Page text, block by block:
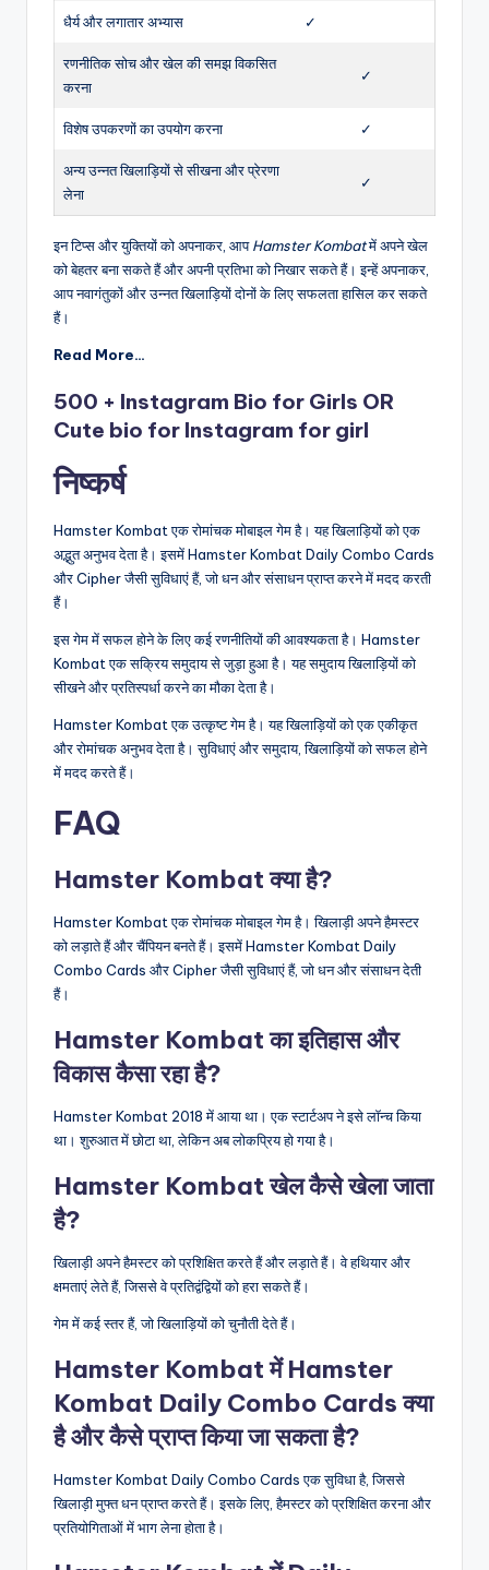
धैर्य और लगातार अभ्यास ✓
रणनीतिक सोच और खेल की समझ विकसित
करना
✓
विशेष उपकरणों का उपयोग करना ✓
अन्य उन्नत खिलाड़ियों से सीखना और प्रेरणा
लेना
✓
इन टिप्स और युक्तियों को अपनाकर, आपHamster Kombatमें अपने खेल
को बेहतर बना सकते हैं और अपनी प्रतिभा को निखार सकते हैं। इन्हें अपनाकर,
आप नवागंतुकों और उन्नत खिलाड़ियों दोनों के लिए सफलता हासिल कर सकते
हैं।
Read More…
500 + Instagram Bio for Girls OR
Cute bio for Instagram for girl
निष्कर्ष
Hamster Kombat एक रोमांचक मोबाइल गेम है। यह खिलाड़ियों को एक
अद्भुत अनुभव देता है। इसमें Hamster Kombat Daily Combo Cards
और Cipher जैसी सुविधाएं हैं, जो धन और संसाधन प्राप्त करने में मदद करती
हैं।
इस गेम में सफल होने के लिए कई रणनीतियों की आवश्यकता है। Hamster
Kombat एक सक्रिय समुदाय से जुड़ा हुआ है। यह समुदाय खिलाड़ियों को
सीखने और प्रतिस्पर्धा करने का मौका देता है।
Hamster Kombat एक उत्कृष्ट गेम है। यह खिलाड़ियों को एक एकीकृत
और रोमांचक अनुभव देता है। सुविधाएं और समुदाय, खिलाड़ियों को सफल होने
में मदद करते हैं।
FAQ
Hamster Kombat क्या है?
Hamster Kombat एक रोमांचक मोबाइल गेम है। खिलाड़ी अपने हैमस्टर
को लड़ाते हैं और चैंपियन बनते हैं। इसमें Hamster Kombat Daily
Combo Cards और Cipher जैसी सुविधाएं हैं, जो धन और संसाधन देती
हैं।
Hamster Kombat का इतिहास और
विकास कैसा रहा है?
Hamster Kombat 2018 में आया था। एक स्टार्टअप ने इसे लॉन्च किया
था। शुरुआत में छोटा था, लेकिन अब लोकप्रिय हो गया है।
Hamster Kombat खेल कैसे खेला जाता
है?
खिलाड़ी अपने हैमस्टर को प्रशिक्षित करते हैं और लड़ाते हैं। वे हथियार और
क्षमताएं लेते हैं, जिससे वे प्रतिद्वंद्वियों को हरा सकते हैं।
गेम में कई स्तर हैं, जो खिलाड़ियों को चुनौती देते हैं।
Hamster Kombat में Hamster
Kombat Daily Combo Cards क्या
है और कैसे प्राप्त किया जा सकता है?
Hamster Kombat Daily Combo Cards एक सुविधा है, जिससे
खिलाड़ी मुफ्त धन प्राप्त करते हैं। इसके लिए, हैमस्टर को प्रशिक्षित करना और
प्रतियोगिताओं में भाग लेना होता है।